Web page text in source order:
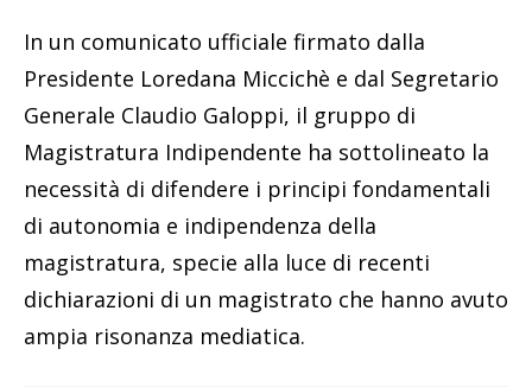
In un comunicato ufficiale firmato dalla
Presidente Loredana Miccichè e dal Segretario
Generale Claudio Galoppi, il gruppo di
Magistratura Indipendente ha sottolineato la
necessità di difendere i principi fondamentali
di autonomia e indipendenza della
magistratura, specie alla luce di recenti
dichiarazioni di un magistrato che hanno avuto
ampia risonanza mediatica.